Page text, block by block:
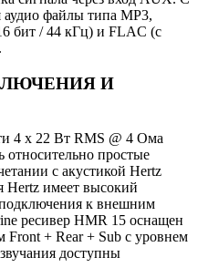
аудио файлы типа MP3,
бит / 44 кГц) и FLAC (с
И
4 х 22 Вт RMS @ 4 Ома
относительно простые
с акустикой Hertz
Hertz имеет высокий
к внешним
ресивер HMR 15 оснащен
+ Rear + Sub с уровнем
доступны